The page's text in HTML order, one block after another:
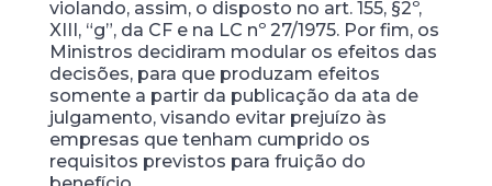
violando, assim, o disposto no art. 155, §2º,
XIII, “g”, da CF e na LC nº 27/1975. Por fim, os
Ministros decidiram modular os efeitos das
decisões, para que produzam efeitos
somente a partir da publicação da ata de
julgamento, visando evitar prejuízo às
empresas que tenham cumprido os
requisitos previstos para fruição do